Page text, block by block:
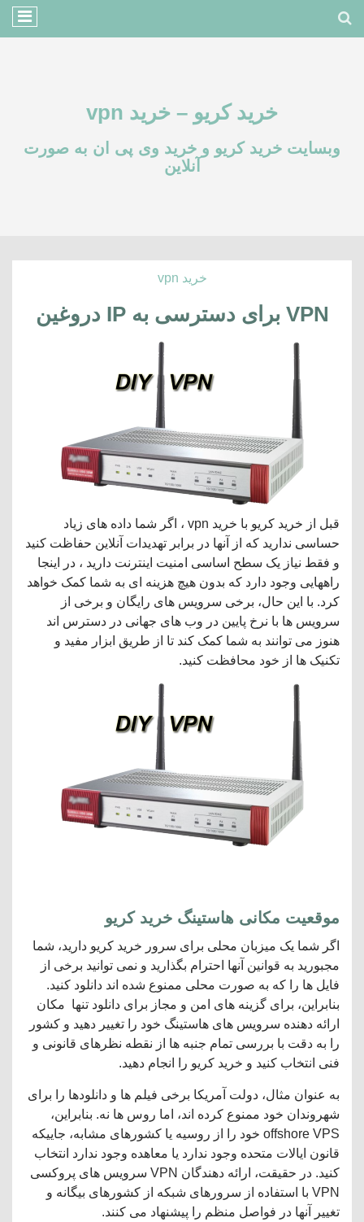
خرید کریو – خرید vpn
وبسایت خرید کریو و خرید وی پی ان به صورت
آنلاین
خرید vpn
VPN برای دسترسی به IP دروغین
قبل از خرید کریو با خرید vpn ، اگر شما داده های زیاد
حساسی ندارید که از آنها در برابر تهدیدات آنلاین حفاظت کنید
و فقط نیاز یک سطح اساسی امنیت اینترنت دارید ، در اینجا
راههایی وجود دارد که بدون هیچ هزینه ای به شما کمک خواهد
کرد. با این حال، برخی سرویس های رایگان و برخی از
سرویس ها با نرخ پایین در وب های جهانی در دسترس اند
هنوز می توانند به شما کمک کند تا از طریق ابزار مفید و
تکنیک ها از خود محافظت کنید.
موقعیت مکانی هاستینگ خرید کریو
اگر شما یک میزبان محلی برای سرور خرید کریو دارید، شما
مجبورید به قوانین آنها احترام بگذارید و نمی توانید برخی از
فایل ها را که به صورت محلی ممنوع شده اند دانلود کنید.
بنابراین، برای گزینه های امن و مجاز برای دانلود تنها مکان
ارائه دهنده سرویس های هاستینگ خود را تغییر دهید و کشور
را به دقت با بررسی تمام جنبه ها از نقطه نظرهای قانونی و
فنی انتخاب کنید و خرید کریو را انجام دهید.
به عنوان مثال، دولت آمریکا برخی فیلم ها و دانلودها را برای
شهروندان خود ممنوع کرده اند، اما روس ها نه. بنابراین،
offshore VPS خود را از روسیه یا کشورهای مشابه، جاییکه
قانون ایالات متحده وجود ندارد یا معاهده وجود ندارد انتخاب
کنید. در حقیقت، ارائه دهندگان VPN سرویس های پروکسی
VPN با استفاده از سرورهای شبکه از کشورهای بیگانه و
تغییر آنها در فواصل منظم را پیشنهاد می کنند.